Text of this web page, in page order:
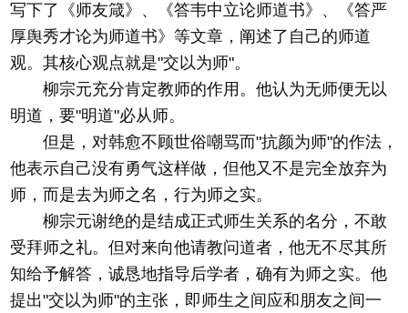
写下了《师友箴》、《答韦中立论师道书》、《答严
厚舆秀才论为师道书》等文章，阐述了自己的师道
观。其核心观点就是"交以为师"。
柳宗元充分肯定教师的作用。他认为无师便无以
明道，要"明道"必从师。
但是，对韩愈不顾世俗嘲骂而"抗颜为师"的作法，
他表示自己没有勇气这样做，但他又不是完全放弃为
师，而是去为师之名，行为师之实。
柳宗元谢绝的是结成正式师生关系的名分，不敢
受拜师之礼。但对来向他请教问道者，他无不尽其所
知给予解答，诚恳地指导后学者，确有为师之实。他
提出"交以为师"的主张，即师生之间应和朋友之间一